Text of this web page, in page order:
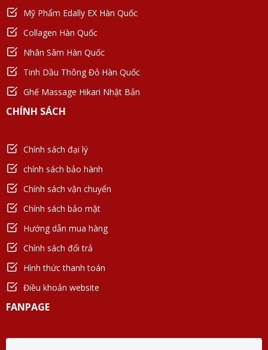
Mỹ Phẩm Edally EX Hàn Quốc
Collagen Hàn Quốc
Nhân Sâm Hàn Quốc
Tinh Dầu Thông Đỏ Hàn Quốc
Ghế Massage Hikari Nhật Bản
CHÍNH SÁCH
Chính sách đại lý
chính sách bảo hành
Chính sách vận chuyển
Chính sách bảo mật
Hướng dẫn mua hàng
Chính sách đổi trả
Hình thức thanh toán
Điều khoản website
FANPAGE